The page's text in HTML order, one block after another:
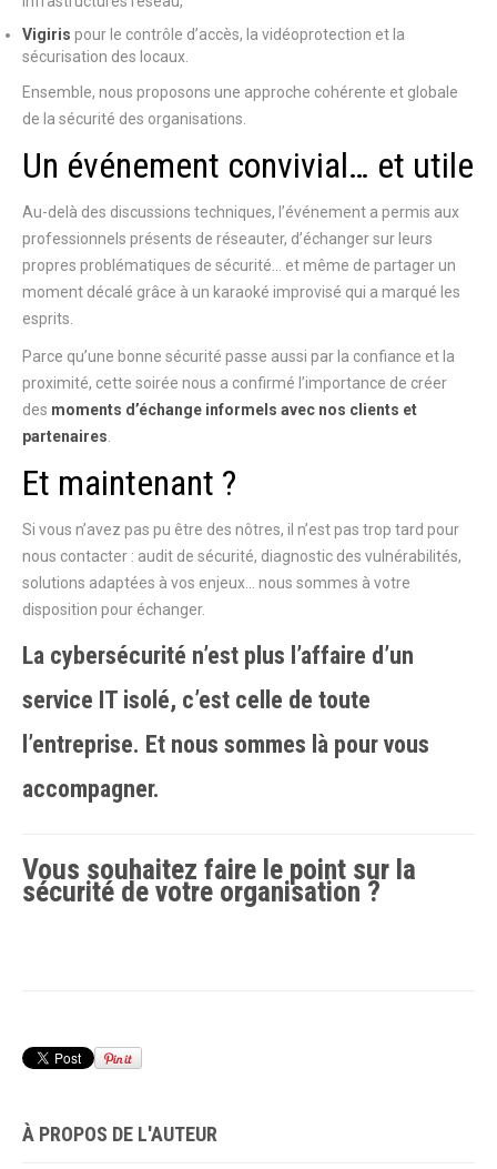
Vigiris pour le contrôle d’accès, la vidéoprotection et la
sécurisation des locaux.
Ensemble, nous proposons une approche cohérente et globale
de la sécurité des organisations.
Un événement convivial… et utile
Au-delà des discussions techniques, l’événement a permis aux
professionnels présents de réseauter, d’échanger sur leurs
propres problématiques de sécurité… et même de partager un
moment décalé grâce à un karaoké improvisé qui a marqué les
esprits.
Parce qu’une bonne sécurité passe aussi par la confiance et la
proximité, cette soirée nous a confirmé l’importance de créer
des moments d’échange informels avec nos clients et
partenaires
Et maintenant ?
Si vous n’avez pas pu être des nôtres, il n’est pas trop tard pour
nous contacter : audit de sécurité, diagnostic des vulnérabilités,
solutions adaptées à vos enjeux… nous sommes à votre
disposition pour échanger.
La cybersécurité n’est plus l’affaire d’un
service IT isolé, c’est celle de toute
l’entreprise. Et nous sommes là pour vous
accompagner.
Vous souhaitez faire le point sur la
sécurité de votre organisation ?
Contactez nos équipes dès maintenant
À PROPOS DE L'AUTEUR